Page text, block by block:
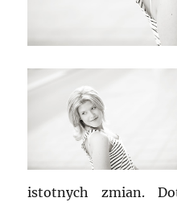
istotnych zmian.